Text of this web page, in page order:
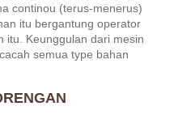
continou (terus-menerus)
itu bergantung operator
itu. Keunggulan dari mesin
semua type bahan